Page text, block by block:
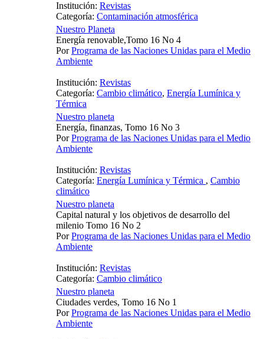
Institución: Revistas
Categoría: Contaminación atmosférica
Nuestro Planeta
Energía renovable,Tomo 16 No 4
PorPrograma de las Naciones Unidas para el Medio
Ambiente
Institución: Revistas
Categoría: Cambio climático, Energía Lumínica y
Térmica
Nuestro planeta
Energía, finanzas, Tomo 16 No 3
PorPrograma de las Naciones Unidas para el Medio
Ambiente
Institución: Revistas
Categoría: Energía Lumínica y Térmica , Cambio
climático
Nuestro planeta
Capital natural y los objetivos de desarrollo del
milenio Tomo 16 No 2
PorPrograma de las Naciones Unidas para el Medio
Ambiente
Institución: Revistas
Categoría: Cambio climático
Nuestro planeta
Ciudades verdes, Tomo 16 No 1
PorPrograma de las Naciones Unidas para el Medio
Ambiente